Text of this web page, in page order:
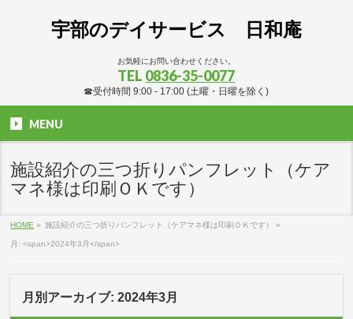
宇部のデイサービス 日和庵
お気軽にお問い合わせください。
TEL 0836-35-0077
☎受付時間 9:00 - 17:00 (土曜・日曜を除く)
MENU
施設紹介の三つ折りパンフレット（ケア
マネ様は印刷ＯＫです）
HOME » 施設紹介の三つ折りパンフレット（ケアマネ様は印刷ＯＫです） »
月: <span>2024年3月</span>
月別アーカイブ: 2024年3月